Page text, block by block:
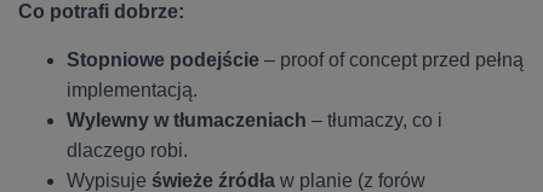
Co potrafi dobrze:
Stopniowe podejście – proof of concept przed pełną
implementacją.
Wylewny w tłumaczeniach – tłumaczy, co i
dlaczego robi.
Wypisuje świeże źródła w planie (z forów